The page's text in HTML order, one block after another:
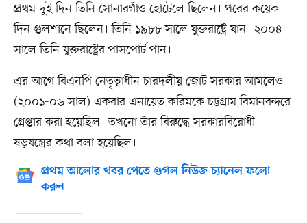
প্রথম দুই দিন তিনি সোনারগাঁও হোটেলে ছিলেন। পরের কয়েক
দিন গুলশানে ছিলেন। তিনি ১৯৮৮ সালে যুক্তরাষ্ট্রে যান। ২০০৪
সালে তিনি যুক্তরাষ্ট্রের পাসপোর্ট পান।
এর আগে বিএনপি নেতৃত্বাধীন চারদলীয় জোট সরকার আমলেও
(২০০১-০৬ সাল) একবার এনায়েত করিমকে চট্টগ্রাম বিমানবন্দরে
গ্রেপ্তার করা হয়েছিল। তখনো তাঁর বিরুদ্ধে সরকারবিরোধী
ষড়যন্ত্রের কথা বলা হয়েছিল।
প্রথম আলোর খবর পেতে গুগল নিউজ চ্যানেল ফলো
করুন